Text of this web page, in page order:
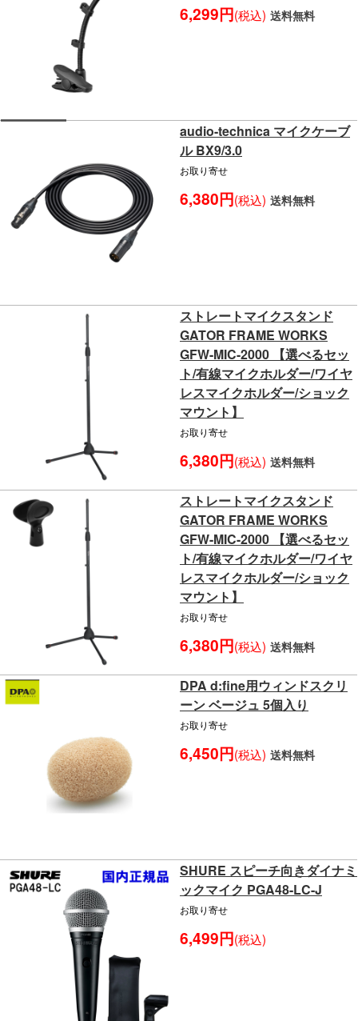
6,299円(税込) 送料無料
audio-technica マイクケーブ
ル BX9/3.0
お取り寄せ
6,380円(税込) 送料無料
ストレートマイクスタンド
GATOR FRAME WORKS
GFW-MIC-2000 【選べるセッ
ト/有線マイクホルダー/ワイヤ
レスマイクホルダー/ショック
マウント】
お取り寄せ
6,380円(税込) 送料無料
ストレートマイクスタンド
GATOR FRAME WORKS
GFW-MIC-2000 【選べるセッ
ト/有線マイクホルダー/ワイヤ
レスマイクホルダー/ショック
マウント】
お取り寄せ
6,380円(税込) 送料無料
DPA d:fine用ウィンドスクリ
ーン ベージュ 5個入り
お取り寄せ
6,450円(税込) 送料無料
SHURE スピーチ向きダイナミ
ックマイク PGA48-LC-J
お取り寄せ
6,499円(税込)